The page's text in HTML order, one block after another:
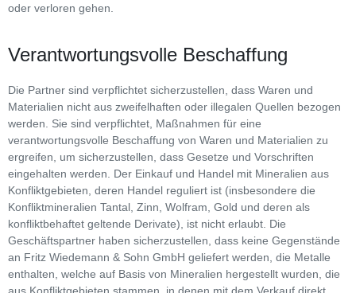
oder verloren gehen.
Verantwortungsvolle Beschaffung
Die Partner sind verpflichtet sicherzustellen, dass Waren und
Materialien nicht aus zweifelhaften oder illegalen Quellen bezogen
werden. Sie sind verpflichtet, Maßnahmen für eine
verantwortungsvolle Beschaffung von Waren und Materialien zu
ergreifen, um sicherzustellen, dass Gesetze und Vorschriften
eingehalten werden. Der Einkauf und Handel mit Mineralien aus
Konfliktgebieten, deren Handel reguliert ist (insbesondere die
Konfliktmineralien Tantal, Zinn, Wolfram, Gold und deren als
konfliktbehaftet geltende Derivate), ist nicht erlaubt. Die
Geschäftspartner haben sicherzustellen, dass keine Gegenstände
an Fritz Wiedemann & Sohn GmbH geliefert werden, die Metalle
enthalten, welche auf Basis von Mineralien hergestellt wurden, die